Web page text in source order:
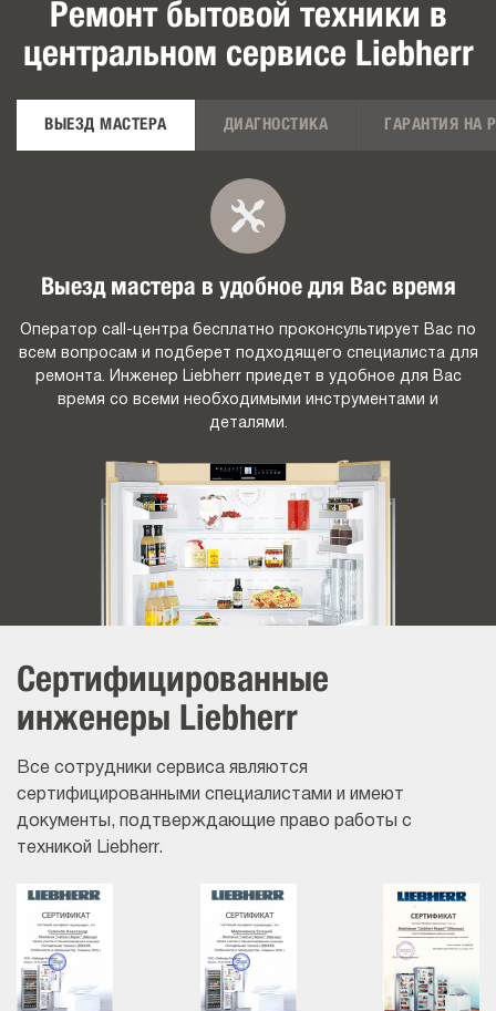
Ремонт бытовой техники в
центральном сервисе Liebherr
ВЫЕЗД МАСТЕРА ДИАГНОСТИКА ГАРАНТИЯ НА
Выезд мастера в удобное для Вас время
Оператор call-центра бесплатно проконсультирует Вас по
всем вопросам и подберет подходящего специалиста для
ремонта. Инженер Liebherr приедет в удобное для Вас
время со всеми необходимыми инструментами и
деталями.
Сертифицированные
инженеры Liebherr
Все сотрудники сервиса являются
сертифицированными специалистами и имеют
документы, подтверждающие право работы с
техникой Liebherr.